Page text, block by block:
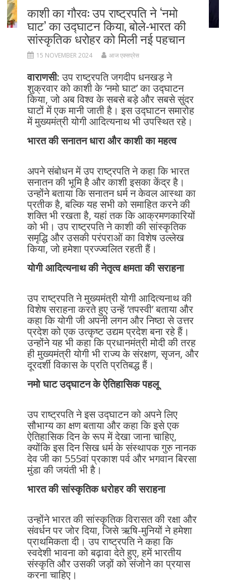
काशी का गौरव: उप राष्ट्रपति ने ‘नमो
घाट’ का उद्घाटन किया, बोले-भारत की
सांस्कृतिक धरोहर को मिली नई पहचान
15 NOVEMBER 2024 आज एक्सप्रेस
वाराणसी:उप राष्ट्रपति जगदीप धनखड़ ने
शुक्रवार को काशी के ‘नमो घाट’ का उद्घाटन
किया, जो अब विश्व के सबसे बड़े और सबसे सुंदर
घाटों में एक मानी जाती है। इस उद्घाटन समारोह
में मुख्यमंत्री योगी आदित्यनाथ भी उपस्थित रहे।
भारत की सनातन धारा और काशी का महत्व
अपने संबोधन में उप राष्ट्रपति ने कहा कि भारत
सनातन की भूमि है और काशी इसका केंद्र है।
उन्होंने बताया कि सनातन धर्म न केवल आस्था का
प्रतीक है, बल्कि यह सभी को समाहित करने की
शक्ति भी रखता है, यहां तक कि आक्रमणकारियों
को भी। उप राष्ट्रपति ने काशी की सांस्कृतिक
समृद्धि और उसकी परंपराओं का विशेष उल्लेख
किया, जो हमेशा प्रज्ज्वलित रहती हैं।
योगी आदित्यनाथ की नेतृत्व क्षमता की सराहना
उप राष्ट्रपति ने मुख्यमंत्री योगी आदित्यनाथ की
विशेष सराहना करते हुए उन्हें ‘तपस्वी’ बताया और
कहा कि योगी जी अपनी लगन और निष्ठा से उत्तर
प्रदेश को एक उत्कृष्ट उद्यम प्रदेश बना रहे हैं।
उन्होंने यह भी कहा कि प्रधानमंत्री मोदी की तरह
ही मुख्यमंत्री योगी भी राज्य के संरक्षण, सृजन, और
दूरदर्शी विकास के प्रति प्रतिबद्ध हैं।
नमो घाट उद्घाटन के ऐतिहासिक पहलू
उप राष्ट्रपति ने इस उद्घाटन को अपने लिए
सौभाग्य का क्षण बताया और कहा कि इसे एक
ऐतिहासिक दिन के रूप में देखा जाना चाहिए,
क्योंकि इस दिन सिख धर्म के संस्थापक गुरु नानक
देव जी का 555वां प्रकाश पर्व और भगवान बिरसा
मुंडा की जयंती भी है।
भारत की सांस्कृतिक धरोहर की सराहना
उन्होंने भारत की सांस्कृतिक विरासत की रक्षा और
संवर्धन पर जोर दिया, जिसे ऋषि-मुनियों ने हमेशा
प्राथमिकता दी। उप राष्ट्रपति ने कहा कि
स्वदेशी भावना को बढ़ावा देते हुए, हमें भारतीय
संस्कृति और उसकी जड़ों को संजोने का प्रयास
करना चाहिए।